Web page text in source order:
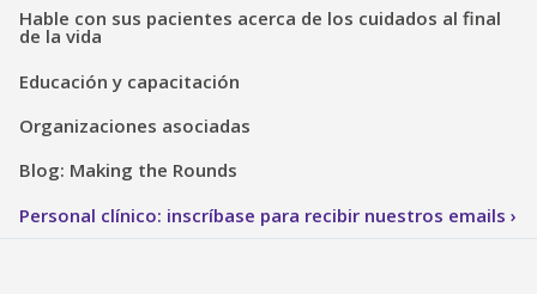
Hable con sus pacientes acerca de los cuidados al final
de la vida
Educación y capacitación
Organizaciones asociadas
Blog: Making the Rounds
Personal clínico: inscríbase para recibir nuestros emails